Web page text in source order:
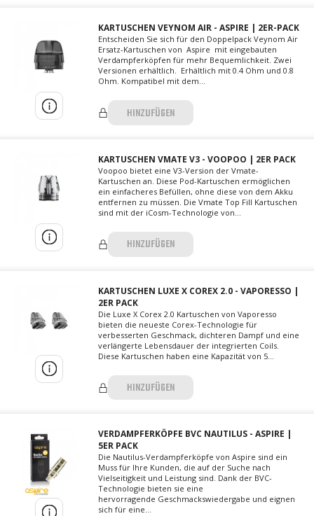
KARTUSCHEN VEYNOM AIR - ASPIRE | 2ER-PACK
Entscheiden Sie sich für den Doppelpack Veynom Air
Ersatz-Kartuschen von Aspire mit eingebauten
Verdampferköpfen für mehr Bequemlichkeit. Zwei
Versionen erhältlich. Erhältlich mit 0.4 Ohm und 0.8
Ohm. Kompatibel mit dem...
HINZUFÜGEN
KARTUSCHEN VMATE V3 - VOOPOO | 2ER PACK
​​Voopoo bietet eine V3-Version der Vmate-
Kartuschen an. Diese Pod-Kartuschen ermöglichen
ein einfacheres Befüllen, ohne diese von dem Akku
entfernen zu müssen. Die Vmate Top Fill Kartuschen
sind mit der iCosm-Technologie von...
HINZUFÜGEN
KARTUSCHEN LUXE X COREX 2.0 - VAPORESSO |
2ER PACK
Die Luxe X Corex 2.0 Kartuschen von Vaporesso
bieten die neueste Corex-Technologie für
verbesserten Geschmack, dichteren Dampf und eine
verlängerte Lebensdauer der integrierten Coils.
Diese Kartuschen haben eine Kapazität von 5...
HINZUFÜGEN
VERDAMPFERKÖPFE BVC NAUTILUS - ASPIRE |
5ER PACK
Die Nautilus-Verdampferköpfe von Aspire sind ein
Muss für Ihre Kunden, die auf der Suche nach
Vielseitigkeit und Leistung sind. Dank der BVC-
Technologie bieten sie eine
hervorragende Geschmackswiedergabe und eignen
sich für eine...